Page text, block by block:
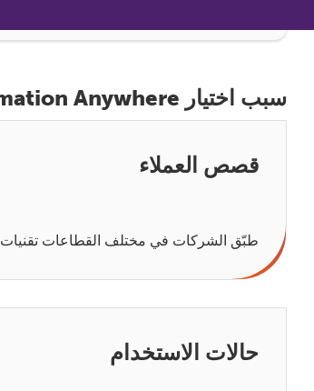
سبب اختيار Automation Anywhere
قصص العملاء
طبّق الشركات في مختلف القطاعات تقنيات Automation Anywhere لتطبيق التشغيل الآلي على عملياتها المختلفة وتنفيذ التحوّل الرقمي. هذه هي قصصها.
حالات الاستخدام